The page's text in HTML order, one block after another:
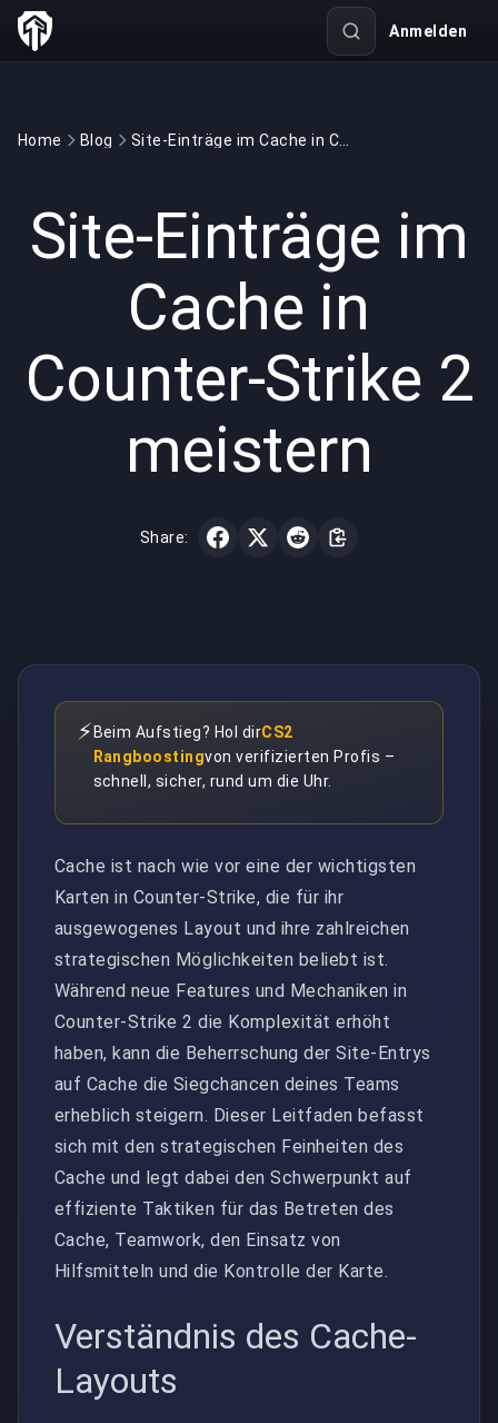
Anmelden
Home Blog
Site-Einträge im
Cache in
Counter-Strike 2
meistern
Share:
⚡ Beim Aufstieg? Hol dirCS2
Rangboostingvon verifizierten Profis –
schnell, sicher, rund um die Uhr.
Cache ist nach wie vor eine der wichtigsten
Karten in Counter-Strike, die für ihr
ausgewogenes Layout und ihre zahlreichen
strategischen Möglichkeiten beliebt ist.
Während neue Features und Mechaniken in
Counter-Strike 2 die Komplexität erhöht
haben, kann die Beherrschung der Site-Entrys
auf Cache die Siegchancen deines Teams
erheblich steigern. Dieser Leitfaden befasst
sich mit den strategischen Feinheiten des
Cache und legt dabei den Schwerpunkt auf
effiziente Taktiken für das Betreten des
Cache, Teamwork, den Einsatz von
Hilfsmitteln und die Kontrolle der Karte.
Verständnis des Cache-
Layouts